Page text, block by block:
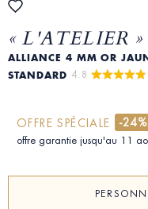
« L'ATELIER »
ALLIANCE 4 MM OR
STANDARD 4.8
OFFRE SPÉCIALE -24%
offre garantie jusqu'au 11